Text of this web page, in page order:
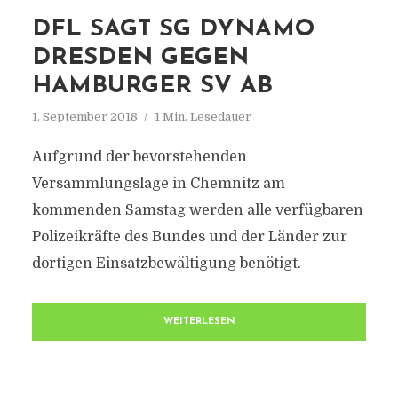
DFL SAGT SG DYNAMO
DRESDEN GEGEN
HAMBURGER SV AB
1. September 2018 1 Min. Lesedauer
Aufgrund der bevorstehenden
Versammlungslage in Chemnitz am
kommenden Samstag werden alle verfügbaren
Polizeikräfte des Bundes und der Länder zur
dortigen Einsatzbewältigung benötigt.
WEITERLESEN